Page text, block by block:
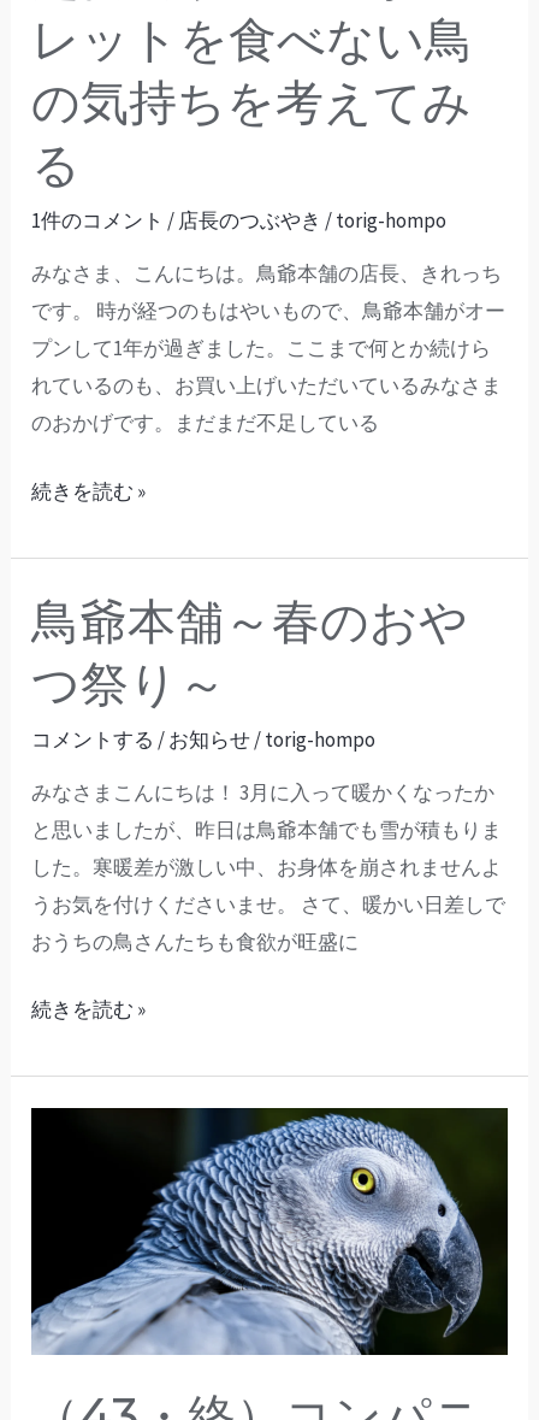
考
え
て
み
る-
食
べ
方
の
だ
り
も
人
鳥
れ
ぞ
れ-
レットを食べない鳥
の気持ちを考えてみ
る
1件のコメント /店長のつぶやき /torig-hompo
みなさま、こんにちは。鳥爺本舗の店長、きれっち
です。 時が経つのもはやいもので、鳥爺本舗がオー
プンして1年が過ぎました。ここまで何とか続けら
れているのも、お買い上げいただいているみなさま
のおかげです。まだまだ不足している
の
店
長
が
ペ
レ
ッ
ト
を
べ
い
鳥
の
気
ち
を
考
え
て
み
続きを読む »
鳥爺本舗～春のおや
つ祭り～
コメントする /お知らせ/torig-hompo
みなさまこんにちは！ 3月に入って暖かくなったか
と思いましたが、昨日は鳥爺本舗でも雪が積もりま
した。寒暖差が激しい中、お身体を崩されませんよ
うお気を付けくださいませ。 さて、暖かい日差しで
おうちの鳥さんたちも食欲が旺盛に
鳥
爺
本
～
春
の
お
や
つ
り
続きを読む »
ニ
オ